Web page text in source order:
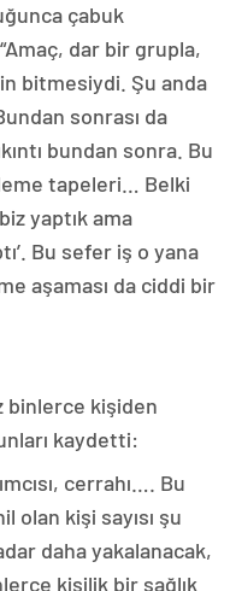
çabuk
dar bir grupla,
bitmesiydi. Şu anda
sonrası da
bundan sonra. Bu
tapeleri… Belki
yaptık ama
Bu sefer iş o yana
aşaması da ciddi bir
binlerce kişiden
kaydetti:
cerrahı…. Bu
olan kişi sayısı şu
daha yakalanacak,
kişilik bir sağlık